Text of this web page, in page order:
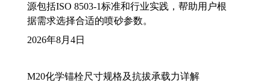
源包括ISO 8503-1标准和行业实践，帮助用户根
据需求选择合适的喷砂参数。
2026年8月4日
M20化学锚栓尺寸规格及抗拔承载力详解